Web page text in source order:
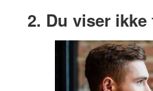
2. Du viser